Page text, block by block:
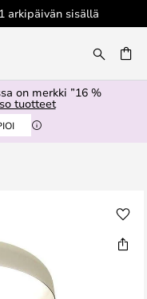
arkipäivän sisällä
on merkki ”16 %
tuotteet